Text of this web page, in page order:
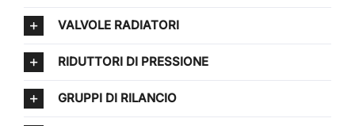
VALVOLE RADIATORI
RIDUTTORI DI PRESSIONE
GRUPPI DI RILANCIO